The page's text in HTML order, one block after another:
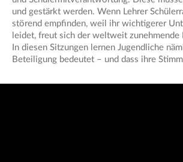
und gestärkt werden. Wenn Lehrer
störend empfinden, weil ihr wichtigerer
leidet, freut sich der weltweit zunehmende
In diesen Sitzungen lernen Jugendliche
Beteiligung bedeutet – und dass ihre